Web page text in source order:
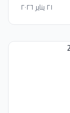
٢١ يناير ٢٠٢٦